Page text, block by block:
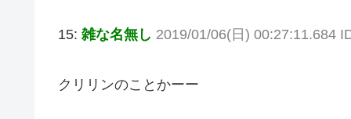
15: 雑な名無し 2019/01/06(日) 00:27:11.684
クリリンのことかーー